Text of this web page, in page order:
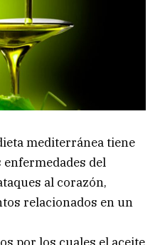
mediterránea tiene
del
al corazón,
relacionados en un